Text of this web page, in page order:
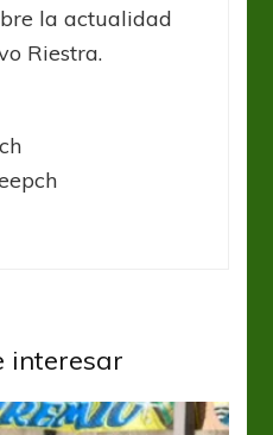
la actualidad
Riestra.
interesar